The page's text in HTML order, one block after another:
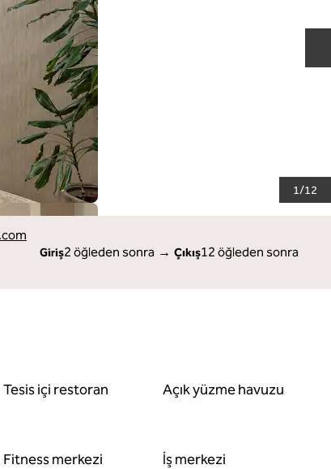
1/12
Giriş2 öğleden sonra → Çıkış12 öğleden sonra
Tesis içi restoran Açık yüzme havuzu
Fitness merkezi İş merkezi